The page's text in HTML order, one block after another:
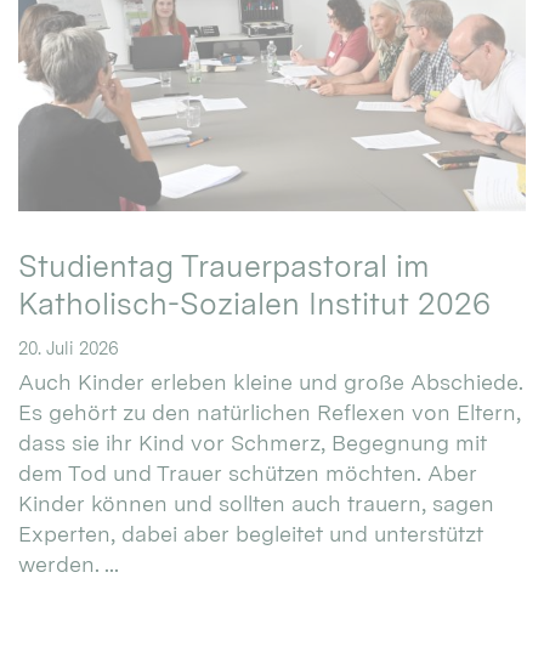
Studientag Trauerpastoral im
Katholisch-Sozialen Institut 2026
20. Juli 2026
Auch Kinder erleben kleine und große Abschiede.
Es gehört zu den natürlichen Reflexen von Eltern,
dass sie ihr Kind vor Schmerz, Begegnung mit
dem Tod und Trauer schützen möchten. Aber
Kinder können und sollten auch trauern, sagen
Experten, dabei aber begleitet und unterstützt
werden. ...